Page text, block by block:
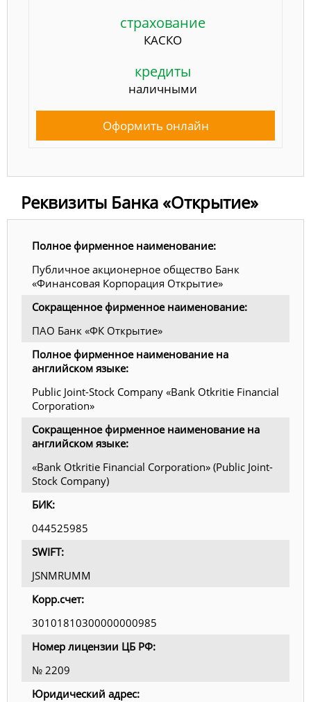
страхование
КАСКО
кредиты
наличными
Оформить онлайн
Реквизиты Банка «Открытие»
Полное фирменное наименование:
Публичное акционерное общество Банк
«Финансовая Корпорация Открытие»
Сокращенное фирменное наименование:
ПАО Банк «ФК Открытие»
Полное фирменное наименование на
английском языке:
Public Joint-Stock Company «Bank Otkritie Financial
Corporation»
Сокращенное фирменное наименование на
английском языке:
«Bank Otkritie Financial Corporation» (Public Joint-
Stock Company)
БИК:
044525985
SWIFT:
JSNMRUMM
Корр.счет:
30101810300000000985
Номер лицензии ЦБ РФ:
№ 2209
Юридический адрес: